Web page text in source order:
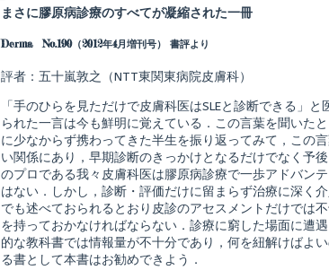
科
臨
ア
ッ
7
皮
膚
科
膠
原
病
診
療
の
す
べ
て
posts
by
author
皮
科
臨
ア
セ
ッ
ト
7
皮
膚
科
膠
原
まさに膠原病診療のすべてが凝縮された一冊
Derma No.190（2012年4月増刊号） 書評より
評者：五十嵐敦之（NTT東関東病院皮膚科）
「手のひらを見ただけで皮膚科医はSLEと診断できる」
られた一言は今も鮮明に覚えている．この言葉を聞いた
に少なからず携わってきた半生を振り返ってみて，この
い関係にあり，早期診断のきっかけとなるだけでなく予
のプロである我々皮膚科医は膠原病診療で一歩アドバン
はない．しかし，診断・評価だけに留まらず治療に深く
でも述べておられるとおり皮診のアセスメントだけでは
を持っておかなければならない．診療に窮した場面に遭
的な教科書では情報量が不十分であり，何を紐解けばよ
る書として本書はお勧めできよう．